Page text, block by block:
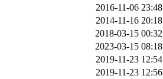
2016-11-06 23:48
2014-11-16 20:18
2018-03-15 00:32
2023-03-15 08:18
2019-11-23 12:54
2019-11-23 12:56